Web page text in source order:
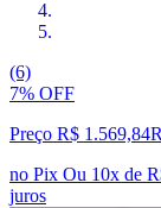
(6)
7% OFF
Preço R$ 1.569,84
no Pix Ou 10x de
juros